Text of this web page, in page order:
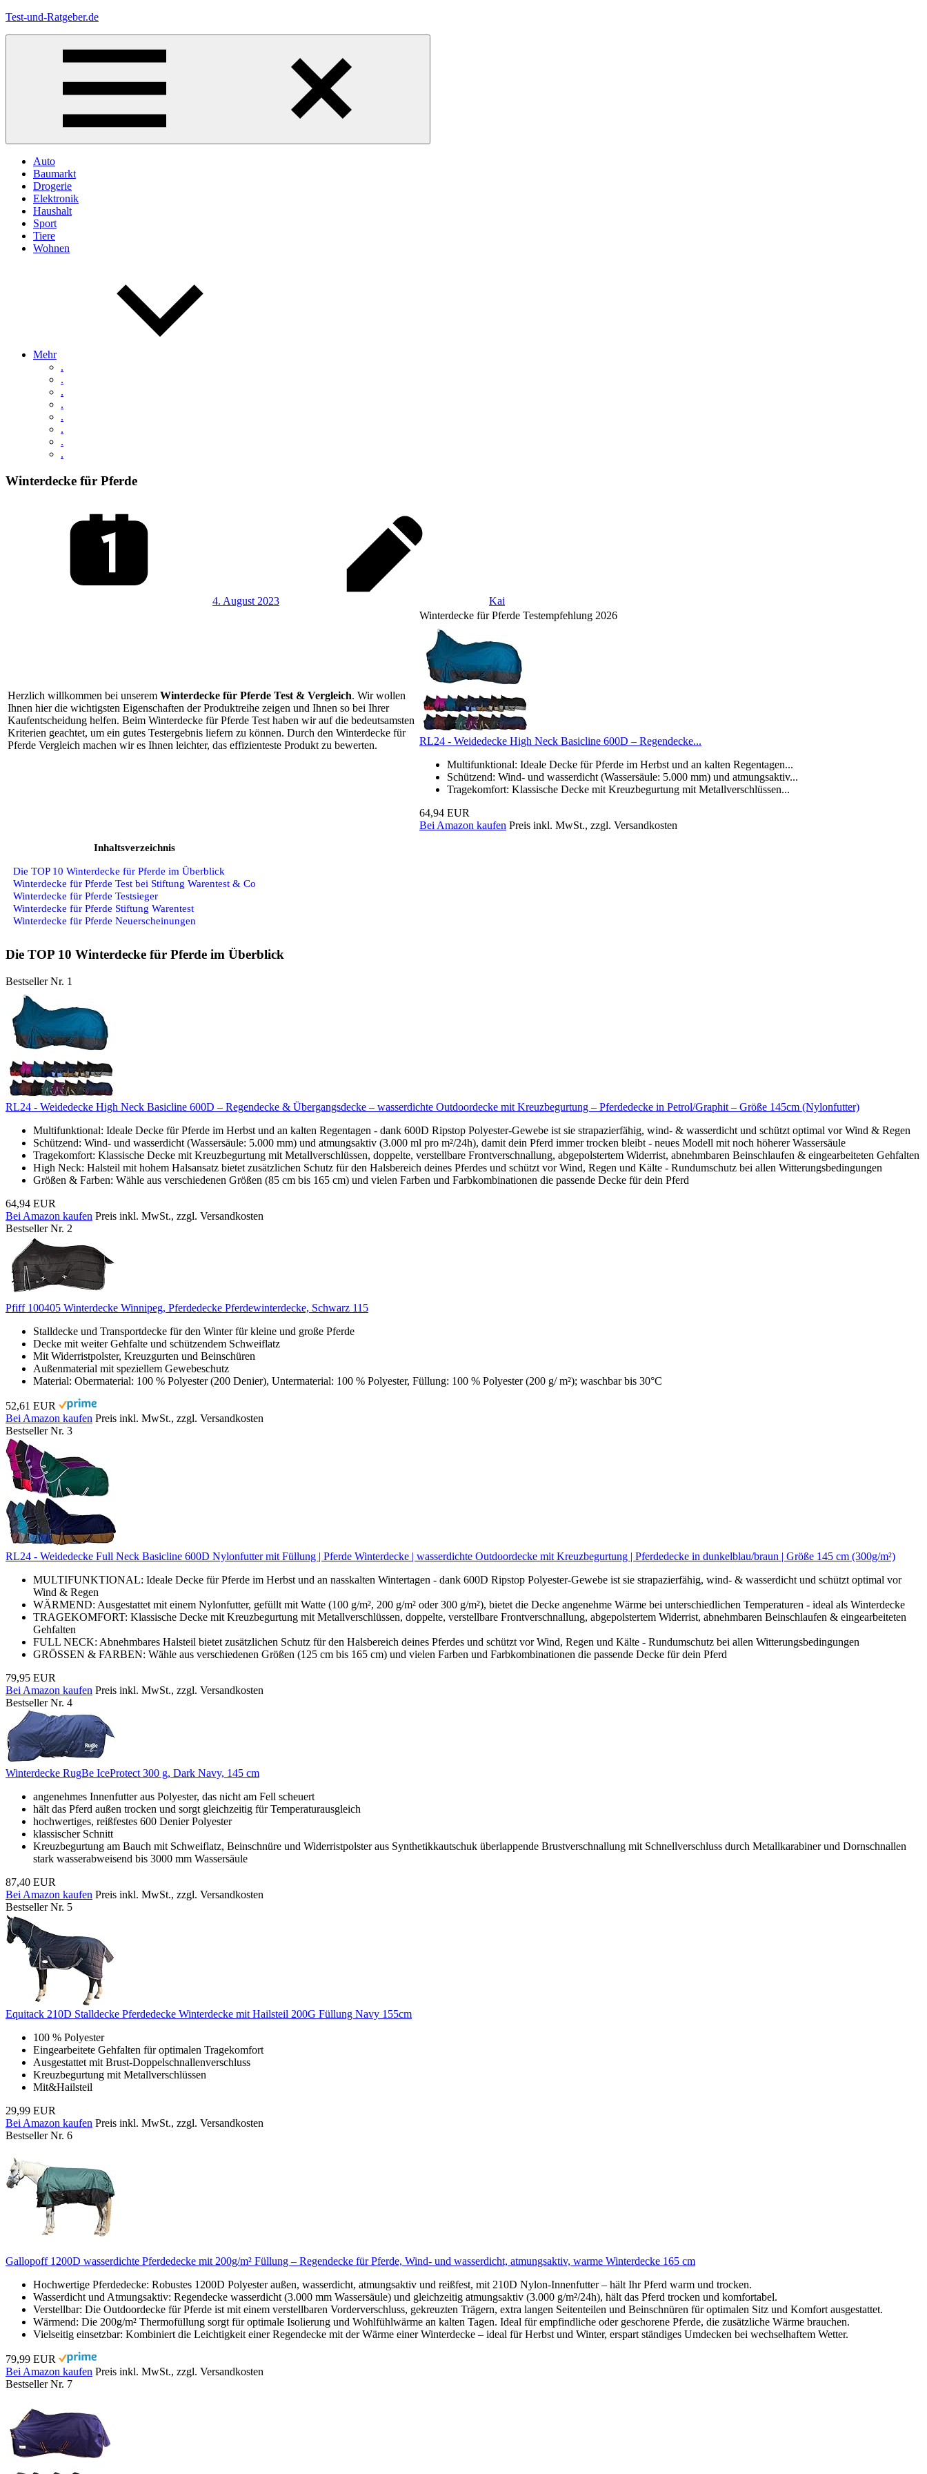
Zum
Test-und-Ratgeber.de
Menü
Auto
Baumarkt
Drogerie
Elektronik
Haushalt
Sport
Tiere
Wohnen
Mehr
.
.
.
.
.
.
.
.
Winterdecke für Pferde
4. August 2023 Kai
Herzlich willkommen bei unserem Winterdecke für Pferde Test & Vergleich. Wir wollen
Ihnen hier die wichtigsten Eigenschaften der Produktreihe zeigen und Ihnen so bei Ihrer
Kaufentscheidung helfen. Beim Winterdecke für Pferde Test haben wir auf die bedeutsamsten
Kriterien geachtet, um ein gutes Testergebnis liefern zu können. Durch den Winterdecke für
Pferde Vergleich machen wir es Ihnen leichter, das effizienteste Produkt zu bewerten.
Winterdecke für Pferde Testempfehlung 2026
RL24 - Weidedecke High Neck Basicline 600D – Regendecke...
Multifunktional: Ideale Decke für Pferde im Herbst und an kalten Regentagen...
Schützend: Wind- und wasserdicht (Wassersäule: 5.000 mm) und atmungsaktiv...
Tragekomfort: Klassische Decke mit Kreuzbegurtung mit Metallverschlüssen...
64,94 EUR
Bei Amazon kaufen Preis inkl. MwSt., zzgl. Versandkosten
Inhaltsverzeichnis
Die TOP 10 Winterdecke für Pferde im Überblick
Winterdecke für Pferde Test bei Stiftung Warentest & Co
Winterdecke für Pferde Testsieger
Winterdecke für Pferde Stiftung Warentest
Winterdecke für Pferde Neuerscheinungen
Die TOP 10 Winterdecke für Pferde im Überblick
Bestseller Nr. 1
RL24 - Weidedecke High Neck Basicline 600D – Regendecke & Übergangsdecke – wasserdichte Outdoordecke mit Kreuzbegurtung – Pferdedecke in Petrol/Graphit – Größe 145cm (Nylonfutter)
Multifunktional: Ideale Decke für Pferde im Herbst und an kalten Regentagen - dank 600D Ripstop Polyester-Gewebe ist sie strapazierfähig, wind- & wasserdicht und schützt optimal vor Wind & Regen
Schützend: Wind- und wasserdicht (Wassersäule: 5.000 mm) und atmungsaktiv (3.000 ml pro m²/24h), damit dein Pferd immer trocken bleibt - neues Modell mit noch höherer Wassersäule
Tragekomfort: Klassische Decke mit Kreuzbegurtung mit Metallverschlüssen, doppelte, verstellbare Frontverschnallung, abgepolstertem Widerrist, abnehmbaren Beinschlaufen & eingearbeiteten Gehfalten
High Neck: Halsteil mit hohem Halsansatz bietet zusätzlichen Schutz für den Halsbereich deines Pferdes und schützt vor Wind, Regen und Kälte - Rundumschutz bei allen Witterungsbedingungen
Größen & Farben: Wähle aus verschiedenen Größen (85 cm bis 165 cm) und vielen Farben und Farbkombinationen die passende Decke für dein Pferd
64,94 EUR
Bei Amazon kaufen Preis inkl. MwSt., zzgl. Versandkosten
Bestseller Nr. 2
Pfiff 100405 Winterdecke Winnipeg, Pferdedecke Pferdewinterdecke, Schwarz 115
Stalldecke und Transportdecke für den Winter für kleine und große Pferde
Decke mit weiter Gehfalte und schützendem Schweiflatz
Mit Widerristpolster, Kreuzgurten und Beinschüren
Außenmaterial mit speziellem Gewebeschutz
Material: Obermaterial: 100 % Polyester (200 Denier), Untermaterial: 100 % Polyester, Füllung: 100 % Polyester (200 g/ m²); waschbar bis 30°C
52,61 EUR
Bei Amazon kaufen Preis inkl. MwSt., zzgl. Versandkosten
Bestseller Nr. 3
RL24 - Weidedecke Full Neck Basicline 600D Nylonfutter mit Füllung | Pferde Winterdecke | wasserdichte Outdoordecke mit Kreuzbegurtung | Pferdedecke in dunkelblau/braun | Größe 145 cm (300g/m²)
MULTIFUNKTIONAL: Ideale Decke für Pferde im Herbst und an nasskalten Wintertagen - dank 600D Ripstop Polyester-Gewebe ist sie strapazierfähig, wind- & wasserdicht und schützt optimal vor
Wind & Regen
WÄRMEND: Ausgestattet mit einem Nylonfutter, gefüllt mit Watte (100 g/m², 200 g/m² oder 300 g/m²), bietet die Decke angenehme Wärme bei unterschiedlichen Temperaturen - ideal als Winterdecke
TRAGEKOMFORT: Klassische Decke mit Kreuzbegurtung mit Metallverschlüssen, doppelte, verstellbare Frontverschnallung, abgepolstertem Widerrist, abnehmbaren Beinschlaufen & eingearbeiteten
Gehfalten
FULL NECK: Abnehmbares Halsteil bietet zusätzlichen Schutz für den Halsbereich deines Pferdes und schützt vor Wind, Regen und Kälte - Rundumschutz bei allen Witterungsbedingungen
GRÖSSEN & FARBEN: Wähle aus verschiedenen Größen (125 cm bis 165 cm) und vielen Farben und Farbkombinationen die passende Decke für dein Pferd
79,95 EUR
Bei Amazon kaufen Preis inkl. MwSt., zzgl. Versandkosten
Bestseller Nr. 4
Winterdecke RugBe IceProtect 300 g, Dark Navy, 145 cm
angenehmes Innenfutter aus Polyester, das nicht am Fell scheuert
hält das Pferd außen trocken und sorgt gleichzeitig für Temperaturausgleich
hochwertiges, reißfestes 600 Denier Polyester
klassischer Schnitt
Kreuzbegurtung am Bauch mit Schweiflatz, Beinschnüre und Widerristpolster aus Synthetikkautschuk überlappende Brustverschnallung mit Schnellverschluss durch Metallkarabiner und Dornschnallen
stark wasserabweisend bis 3000 mm Wassersäule
87,40 EUR
Bei Amazon kaufen Preis inkl. MwSt., zzgl. Versandkosten
Bestseller Nr. 5
Equitack 210D Stalldecke Pferdedecke Winterdecke mit Hailsteil 200G Füllung Navy 155cm
100 % Polyester
Eingearbeitete Gehfalten für optimalen Tragekomfort
Ausgestattet mit Brust-Doppelschnallenverschluss
Kreuzbegurtung mit Metallverschlüssen
Mit&Hailsteil
29,99 EUR
Bei Amazon kaufen Preis inkl. MwSt., zzgl. Versandkosten
Bestseller Nr. 6
Gallopoff 1200D wasserdichte Pferdedecke mit 200g/m² Füllung – Regendecke für Pferde, Wind- und wasserdicht, atmungsaktiv, warme Winterdecke 165 cm
Hochwertige Pferdedecke: Robustes 1200D Polyester außen, wasserdicht, atmungsaktiv und reißfest, mit 210D Nylon-Innenfutter – hält Ihr Pferd warm und trocken.
Wasserdicht und Atmungsaktiv: Regendecke wasserdicht (3.000 mm Wassersäule) und gleichzeitig atmungsaktiv (3.000 g/m²/24h), hält das Pferd trocken und komfortabel.
Verstellbar: Die Outdoordecke für Pferde ist mit einem verstellbaren Vorderverschluss, gekreuzten Trägern, extra langen Seitenteilen und Beinschnüren für optimalen Sitz und Komfort ausgestattet.
Wärmend: Die 200g/m² Thermofüllung sorgt für optimale Isolierung und Wohlfühlwärme an kalten Tagen. Ideal für empfindliche oder geschorene Pferde, die zusätzliche Wärme brauchen.
Vielseitig einsetzbar: Kombiniert die Leichtigkeit einer Regendecke mit der Wärme einer Winterdecke – ideal für Herbst und Winter, erspart ständiges Umdecken bei wechselhaftem Wetter.
79,99 EUR
Bei Amazon kaufen Preis inkl. MwSt., zzgl. Versandkosten
Bestseller Nr. 7